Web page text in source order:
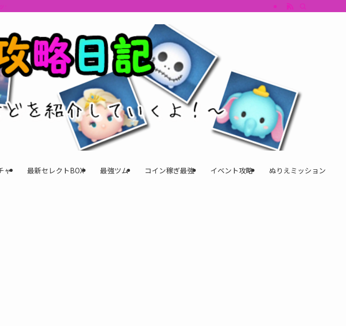
スの情報を最速で提供しビンゴのおすすめツム・キャラ評価も丁寧に解説。ツムツムイベント、ツムツム攻略、ツムツ
ャ 最新セレクトBOX 最強ツム コイン稼ぎ最強 イベント攻略 ぬりえミッション